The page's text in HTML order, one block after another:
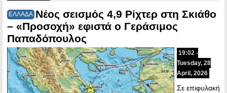
ΕΛΛΑΔΑ Νέος σεισμός 4,9 Ρίχτερ στη Σκιάθο
– «Προσοχή» εφιστά ο Γεράσιμος
Παπαδόπουλος
19:02 -
Tuesday, 28
April, 2026
Σε επιφυλακή